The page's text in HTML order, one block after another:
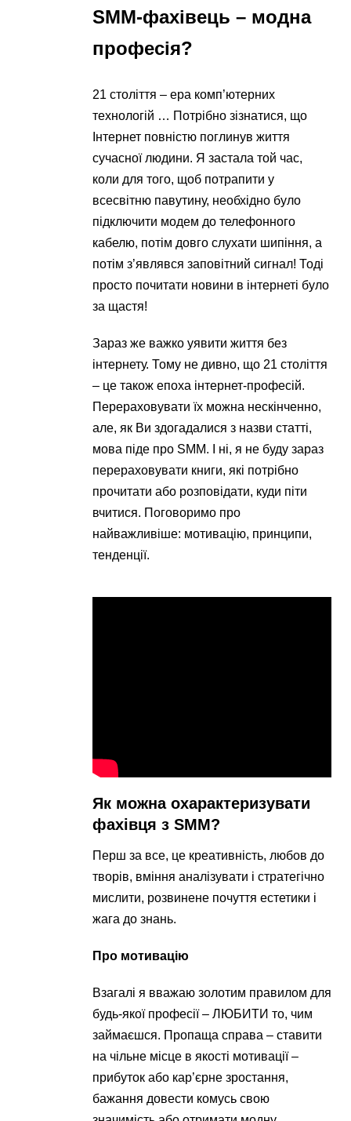
SMM-фахівець – модна
професія?
21 століття – ера комп’ютерних
технологій … Потрібно зізнатися, що
Інтернет повністю поглинув життя
сучасної людини. Я застала той час,
коли для того, щоб потрапити у
всесвітню павутину, необхідно було
підключити модем до телефонного
кабелю, потім довго слухати шипіння, а
потім з’являвся заповітний сигнал! Тоді
просто почитати новини в інтернеті було
за щастя!
Зараз же важко уявити життя без
інтернету. Тому не дивно, що 21 століття
– це також епоха інтернет-професій.
Перераховувати їх можна нескінченно,
але, як Ви здогадалися з назви статті,
мова піде про SMM. І ні, я не буду зараз
перераховувати книги, які потрібно
прочитати або розповідати, куди піти
вчитися. Поговоримо про
найважливіше: мотивацію, принципи,
тенденції.
Як можна охарактеризувати
фахівця з SMM?
Перш за все, це креативність, любов до
творів, вміння аналізувати і стратегічно
мислити, розвинене почуття естетики і
жага до знань.
Про мотивацію
Взагалі я вважаю золотим правилом для
будь-якої професії – ЛЮБИТИ то, чим
займаєшся. Пропаща справа – ставити
на чільне місце в якості мотивації –
прибуток або кар’єрне зростання,
бажання довести комусь свою